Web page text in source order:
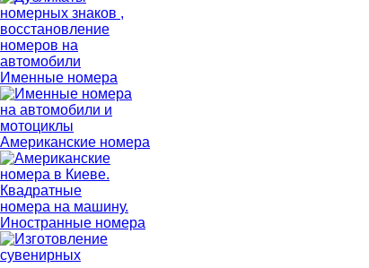
Именные номера
Американские номера
Иностранные номера